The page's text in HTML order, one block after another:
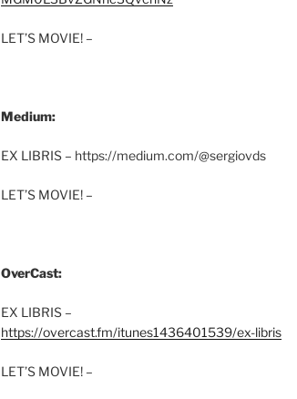
LET’S MOVIE! –
Medium:
EX LIBRIS – https://medium.com/@sergiovds
LET’S MOVIE! –
OverCast:
EX LIBRIS –
https://overcast.fm/itunes1436401539/ex-libris
LET’S MOVIE! –